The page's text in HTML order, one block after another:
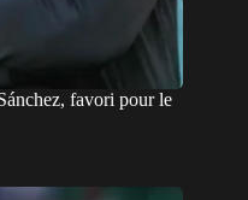
favori pour le